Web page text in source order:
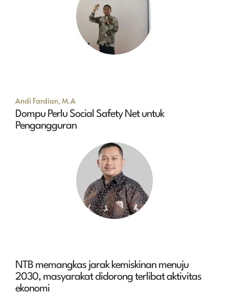
Andi Fardian, M.A
Dompu Perlu Social Safety Net untuk
Pengangguran
NTB memangkas jarak kemiskinan menuju
2030, masyarakat didorong terlibat aktivitas
ekonomi